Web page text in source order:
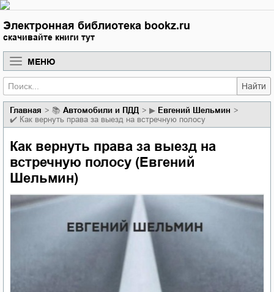
Электронная библиотека bookz.ru
скачивайте книги тут
МЕНЮ
Найти
Главная 📚 автомобили и ПДД ▶ Евгений Шельмин
✔️ Как вернуть права за выезд на встречную полосу
Как вернуть права за выезд на
встречную полосу (Евгений
Шельмин)